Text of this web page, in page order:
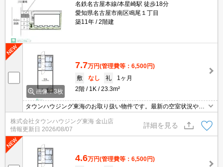
名鉄名古屋本線/本星崎駅 徒歩18分
愛知県名古屋市南区鳴尾１丁目
築11年
2階建
画像：3枚
7.7万円(管理費等：6,500円)
敷
なし 礼
1ヶ月
2階
1K 23.3m²
タウンハウジング東海のお取り扱い物件です。最新の空室状況やの
株式会社タウンハウジング東海 金山店
情報更新日 2026/08/07
詳細を見る
4.6万円(管理費等：6,500円)